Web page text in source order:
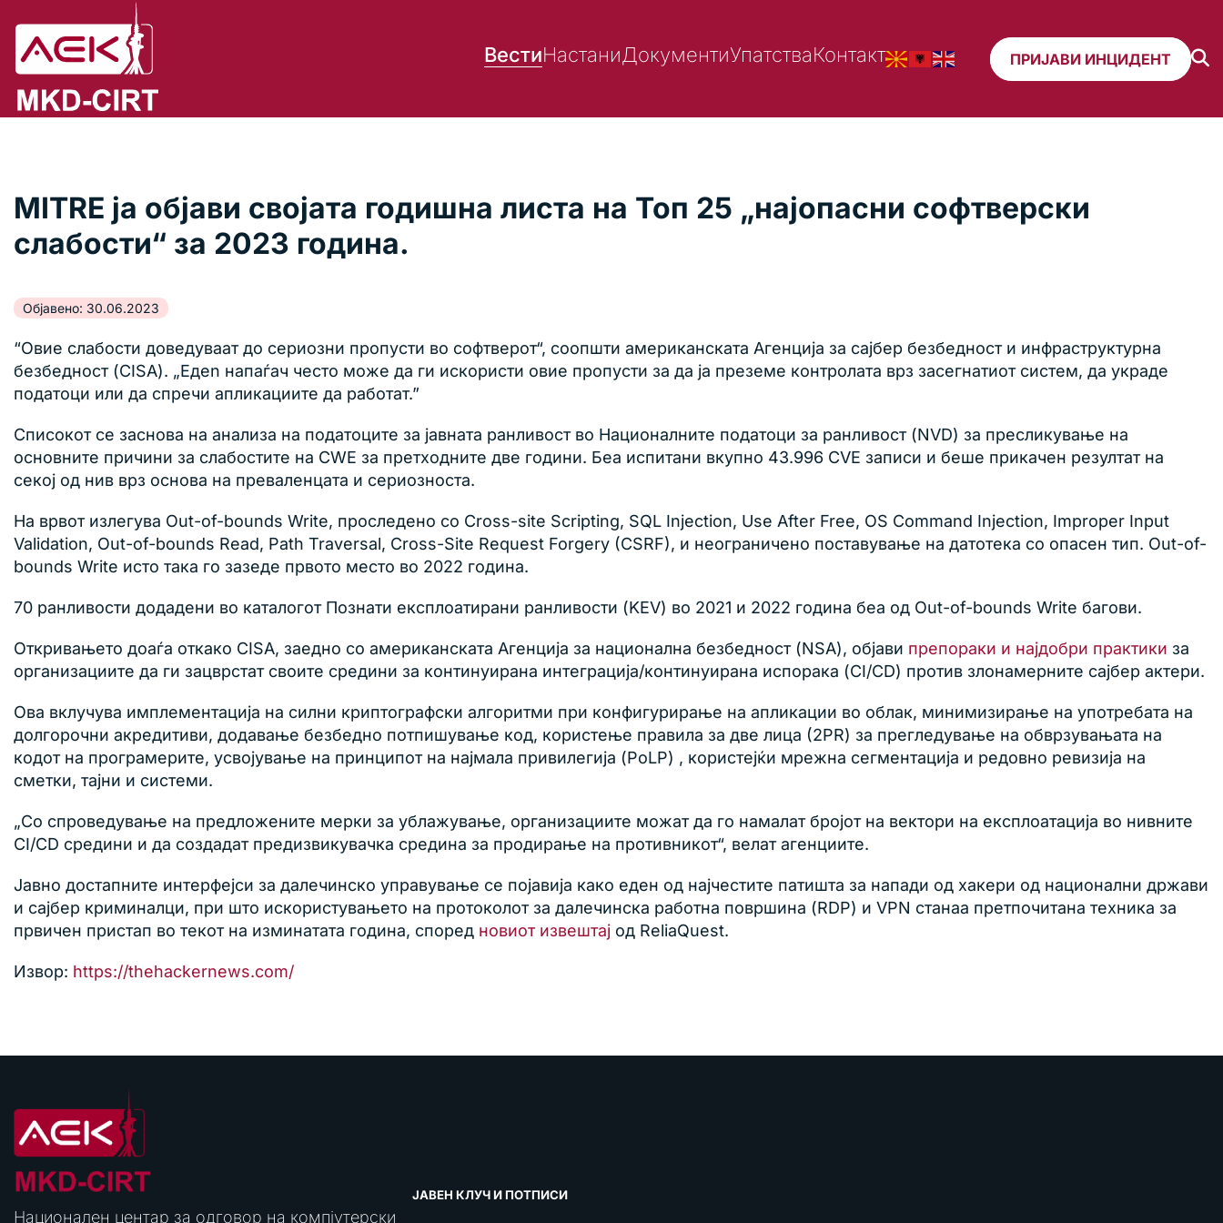
ВестиНастаниДокументиУпатстваКонтакт ПРИЈАВИ ИНЦИДЕНТ
MITRE ја објави својата годишна листа на Топ 25 „најопасни софтверски
слабости“ за 2023 година.
Објавено: 30.06.2023
“Овие слабости доведуваат до сериозни пропусти во софтверот“, соопшти американската Агенција за сајбер безбедност и инфраструктурна
безбедност (CISA). „Едеn напаѓач често може да ги искористи овие пропусти за да ја преземе контролата врз засегнатиот систем, да украде
податоци или да спречи апликациите да работат.”
Списокот се заснова на анализа на податоците за јавната ранливост во Националните податоци за ранливост (NVD) за пресликување на
основните причини за слабостите на CWE за претходните две години. Беа испитани вкупно 43.996 CVE записи и беше прикачен резултат на
секој од нив врз основа на преваленцата и сериозноста.
На врвот излегува Out-of-bounds Write, проследено со Cross-site Scripting, SQL Injection, Use After Free, OS Command Injection, Improper Input
Validation, Out-of-bounds Read, Path Traversal, Cross-Site Request Forgery (CSRF), и неограничено поставување на датотека со опасен тип. Out-of-
bounds Write исто така го зазеде првото место во 2022 година.
70 ранливости додадени во каталогот Познати експлоатирани ранливости (KEV) во 2021 и 2022 година беа од Out-of-bounds Write багови.
Откривањето доаѓа откако CISA, заедно со американската Агенција за национална безбедност (NSA), објави препораки и најдобри практики за
организациите да ги зацврстат своите средини за континуирана интеграција/континуирана испорака (CI/CD) против злонамерните сајбер актери.
Ова вклучува имплементација на силни криптографски алгоритми при конфигурирање на апликации во облак, минимизирање на употребата на
долгорочни акредитиви, додавање безбедно потпишување код, користење правила за две лица (2PR) за прегледување на обврзувањата на
кодот на програмерите, усвојување на принципот на најмала привилегија (PoLP) , користејќи мрежна сегментација и редовно ревизија на
сметки, тајни и системи.
„Со спроведување на предложените мерки за ублажување, организациите можат да го намалат бројот на вектори на експлоатација во нивните
CI/CD средини и да создадат предизвикувачка средина за продирање на противникот“, велат агенциите.
Јавно достапните интерфејси за далечинско управување се појавија како еден од најчестите патишта за напади од хакери од национални држави
и сајбер криминалци, при што искористувањето на протоколот за далечинска работна површина (RDP) и VPN станаа претпочитана техника за
првичен пристап во текот на изминатата година, според новиот извештај од ReliaQuest.
Извор: https://thehackernews.com/
Национален центар за одговор на компјутерски
ЈАВЕН КЛУЧ И ПОТПИСИ